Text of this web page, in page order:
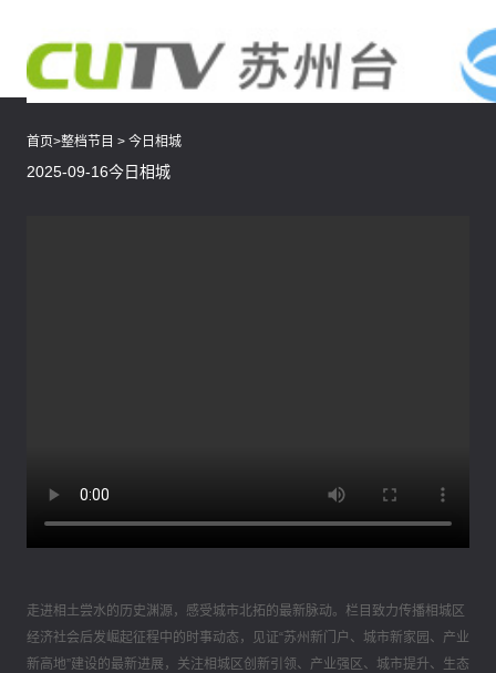
首页>整档节目 > 今日相城
2025-09-16今日相城
走进相土尝水的历史渊源，感受城市北拓的最新脉动。栏目致力传播相城区
经济社会后发崛起征程中的时事动态，见证“苏州新门户、城市新家园、产业
新高地”建设的最新进展，关注相城区创新引领、产业强区、城市提升、生态